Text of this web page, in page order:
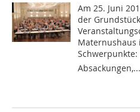
Am 25. Juni
der
Maternushaus
Schwerpunkte:
Absackungen,...